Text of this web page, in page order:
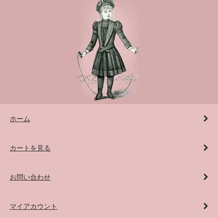
ホーム
カートを見る
お問い合わせ
マイアカウント